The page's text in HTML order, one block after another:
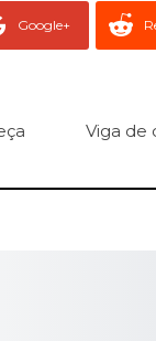
Google+
Viga de